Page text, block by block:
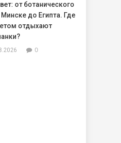
от ботанического
до Египта. Где
отдыхают
0